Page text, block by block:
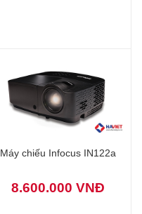
Máy chiếu Infocus IN122a
8.600.000 VNĐ